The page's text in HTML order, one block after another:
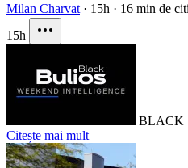
Milan Charvat · 15h · 16 min de
15h
BLACK
Citește mai mult